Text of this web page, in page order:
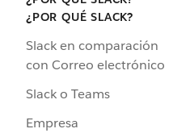
¿POR QUÉ SLACK?
Slack en comparación
con Correo electrónico
Slack o Teams
Empresa